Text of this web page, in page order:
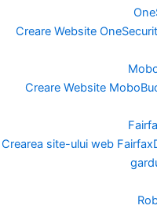
Creare Website
Creare Website
Crearea site-ului web